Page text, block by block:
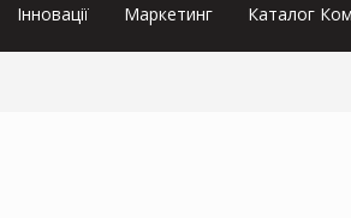
Інновації Маркетинг Каталог